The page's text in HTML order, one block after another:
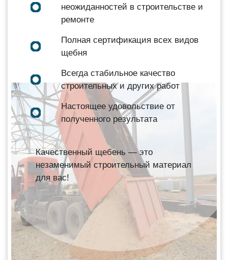
неожиданностей в строительстве и
ремонте
Полная сертификация всех видов
щебня
Всегда стабильное качество
строительных и других работ
Настоящее удовольствие от
полученного результата
Качественный щебень — это
незаменимый строительный материал
для вас!